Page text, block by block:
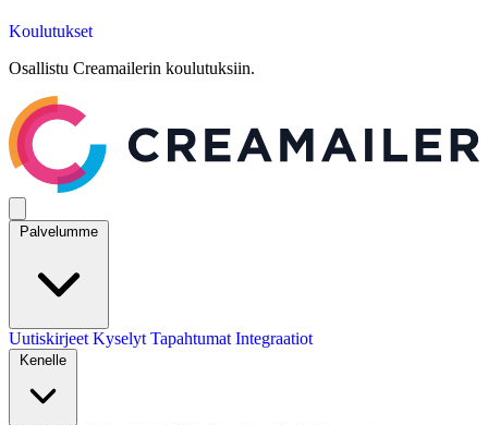
Koulutukset
Osallistu Creamailerin koulutuksiin.
Palvelumme
Uutiskirjeet Kyselyt Tapahtumat Integraatiot
Kenelle